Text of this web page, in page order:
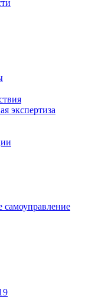
экспертиза
самоуправление